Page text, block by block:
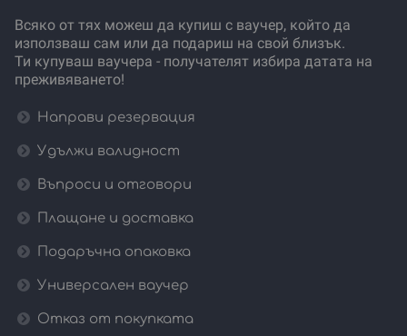
Всяко от тях можеш да купиш с ваучер, който да
използваш сам или да подариш на свой близък.
Ти купуваш ваучера - получателят избира датата на
преживяването!
Направи резервация
Удължи валидност
Въпроси и отговори
Плащане и доставка
Подаръчна опаковка
Универсален ваучер
Отказ от покупката